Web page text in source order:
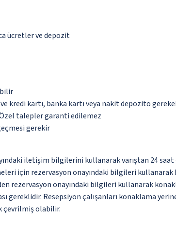
ücretler ve depozit
kredi kartı, banka kartı veya nakit depozito
talepler garanti edilemez
gerekir
iletişim bilgilerini kullanarak varıştan 24
için rezervasyon onayındaki bilgileri
rezervasyon onayındaki bilgileri kullanarak
Resepsiyon çalışanları konaklama
çevrilmiş olabilir.